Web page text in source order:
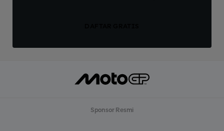
Sponsor Resmi